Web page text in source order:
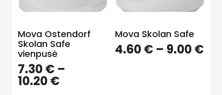
Mova Ostendorf
Skolan Safe
vienpusė
7.30€ –
10.20€Price
Mova Skolan Safe
4.60€ – 9.00€